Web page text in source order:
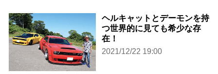
ヘルキャットとデーモンを持
つ世界的に見ても希少な存
在！
2021/12/22 19:00